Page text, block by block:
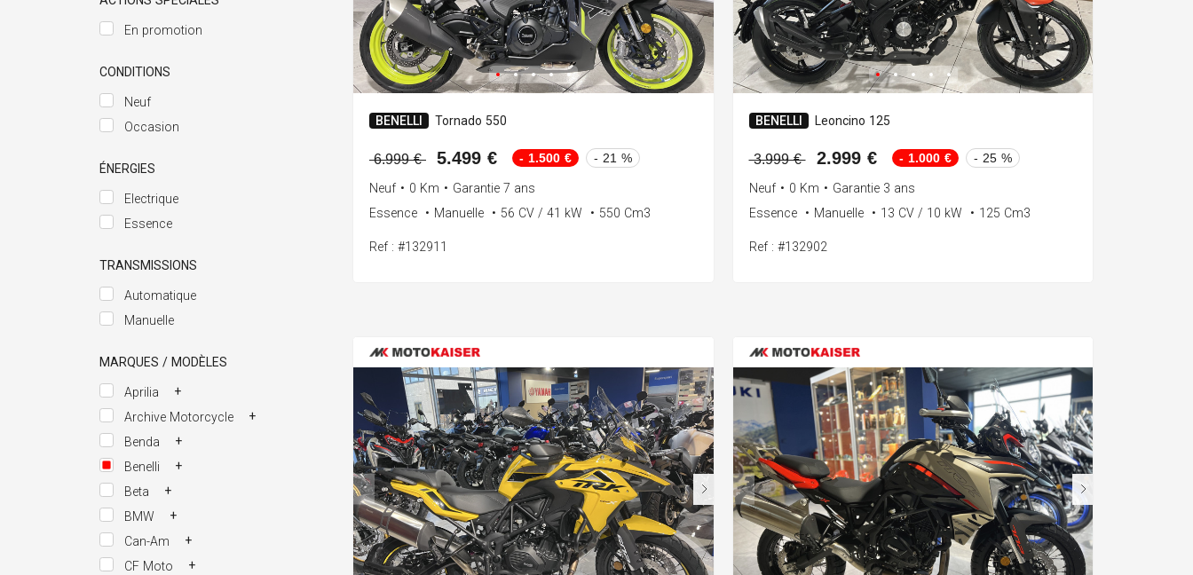
En promotion
CONDITIONS
Neuf
Occasion
ÉNERGIES
Electrique
Essence
TRANSMISSIONS
Automatique
Manuelle
MARQUES / MODÈLES
+
Aprilia
+
Archive Motorcycle
+
Benda
+
Benelli
+
Beta
+
BMW
+
Can-Am
+
CF Moto
BENELLI Tornado 550
6.999 € 5.499 € - 1.500 € - 21 %
Neuf • 0 Km • Garantie 7 ans
Essence
• Manuelle • 56 CV / 41 kW • 550 Cm3
Ref : #132911
BENELLI Leoncino 125
3.999 € 2.999 € - 1.000 € - 25 %
Neuf • 0 Km • Garantie 3 ans
Essence
• Manuelle • 13 CV / 10 kW • 125 Cm3
Ref : #132902